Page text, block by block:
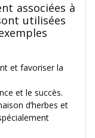
associées à
utilisées
et favoriser la
et le succès.
d’herbes et